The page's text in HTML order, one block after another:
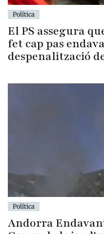
Política
El PS assegura
fet cap pas
despenalització
Política
Andorra